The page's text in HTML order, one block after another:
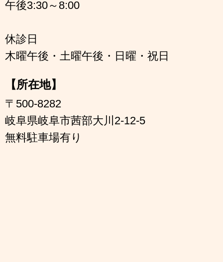
午後3:30～8:00
休診日
木曜午後・土曜午後・日曜・祝日
【所在地】
〒500-8282
岐阜県岐阜市茜部大川2-12-5
無料駐車場有り